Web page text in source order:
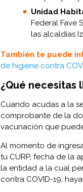
Unidad
Federal Fave
las alcaldías
También te puede
de higiene contra
¿Qué necesitas
Cuando acudas a la
comprobante de la
vacunación que
Al momento de
tu CURP, fecha de la
la entidad a la cual
contra COVID-19,